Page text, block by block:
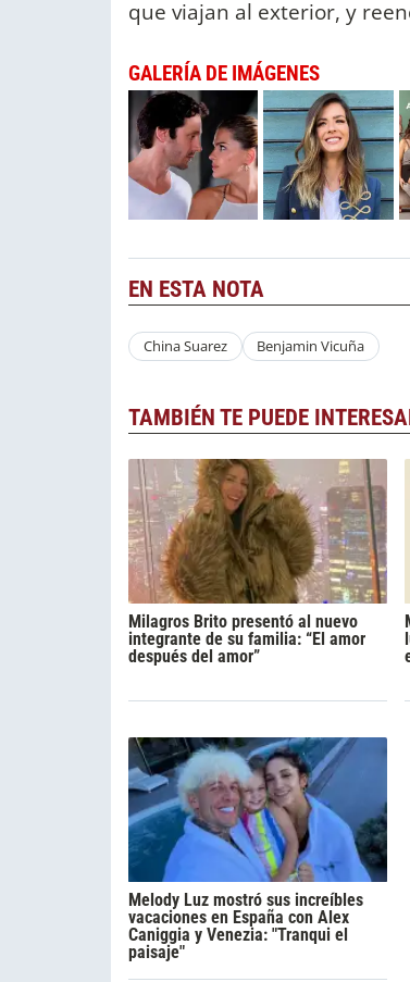
que viajan al exterior, y
GALERÍA DE IMÁGENES
EN ESTA NOTA
China Suarez Benjamin Vicuña
TAMBIÉN TE PUEDE
Milagros Brito presentó al nuevo
integrante de su familia: “El amor
después del amor”
Melody Luz mostró sus increíbles
vacaciones en España con Alex
Caniggia y Venezia: "Tranqui el
paisaje"